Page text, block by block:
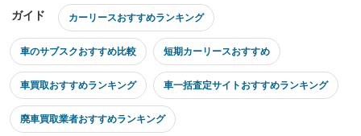
ガイド カーリースおすすめランキング
車のサブスクおすすめ比較 短期カーリースおすすめ
車買取おすすめランキング 車一括査定サイトおすすめランキング
廃車買取業者おすすめランキング